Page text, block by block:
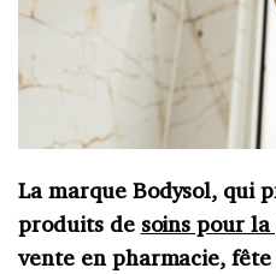
La marque Bodysol, qui
produits de soins pour
vente en pharmacie, fête